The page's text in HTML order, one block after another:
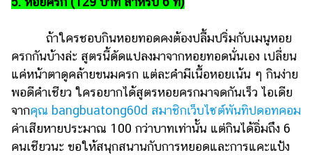
ถ้าใครชอบกินหอยทอดคงต้องปลื้มปริ่มกับเมนูหอย
ครกกันบ้างล่ะ สูตรนี้ดัดแปลงมาจากหอยทอดนั่นเอง เปลี่ยน
แค่หน้าตาดูคล้ายขนมครก แต่ละคำมีเนื้อหอยเน้น ๆ กินง่าย
พอดีคำเชียว ใครอยากได้สูตรหอยครกมาจดกันเร็ว ไอเดีย
จากคุณ bangbuatong60d สมาชิกเว็บไซต์พันทิปดอทคอม
ค่าเสียหายประมาณ 100 กว่าบาทเท่านั้น แต่กินได้อิ่มถึง 6
คนเชียวนะ ขอให้สนุกสนานกับการหยอดและการแคะแป้ง